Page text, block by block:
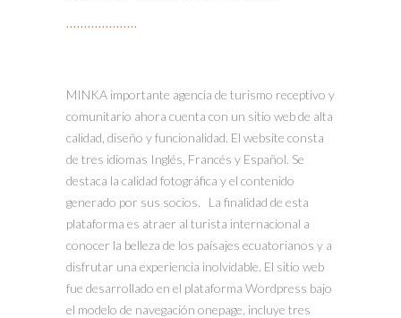
MINKA importante agencia de turismo receptivo y
comunitario ahora cuenta con un sitio web de alta
calidad, diseño y funcionalidad. El website consta
de tres idiomas Inglés, Francés y Español. Se
destaca la calidad fotográfica y el contenido
generado por sus socios. La finalidad de esta
plataforma es atraer al turista internacional a
conocer la belleza de los paísajes ecuatorianos y a
disfrutar una experiencia inolvidable. El sitio web
fue desarrollado en el plataforma Wordpress bajo
el modelo de navegación onepage, incluye tres